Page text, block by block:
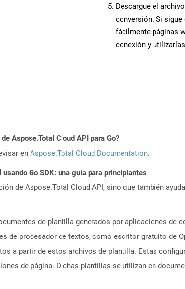
Descargue el
conversión. Si sigue
fácilmente páginas
conexión y
Aspose.Total Cloud API para Go?
en Aspose.Total Cloud Documentation.
Go SDK: una guía para principiantes
de Aspose.Total Cloud API, sino que también
de plantilla generados por aplicaciones de
de procesador de textos, como escritor gratuito de
a partir de estos archivos de plantilla. Estas
de página. Dichas plantillas se utilizan en